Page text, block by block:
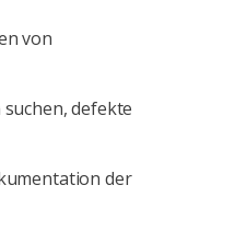
von
defekte
der